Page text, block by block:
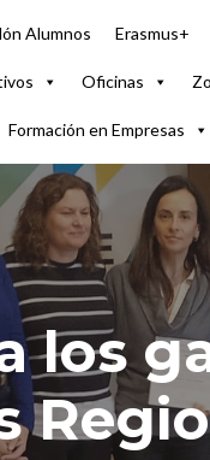
Alumnos Erasmus+
Oficinas
Formación en Empresas
los